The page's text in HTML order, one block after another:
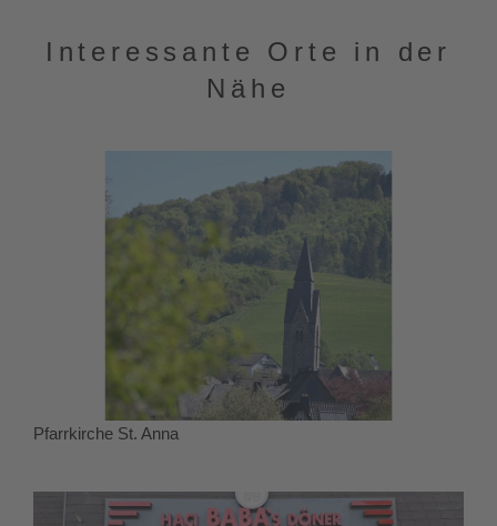
Interessante Orte in der
Nähe
Pfarrkirche St. Anna